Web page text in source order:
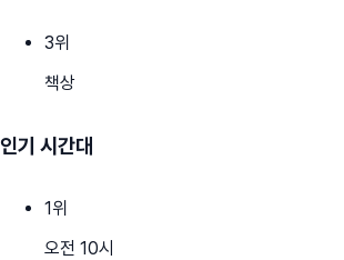
3위
책상
인기 시간대
1위
오전 10시